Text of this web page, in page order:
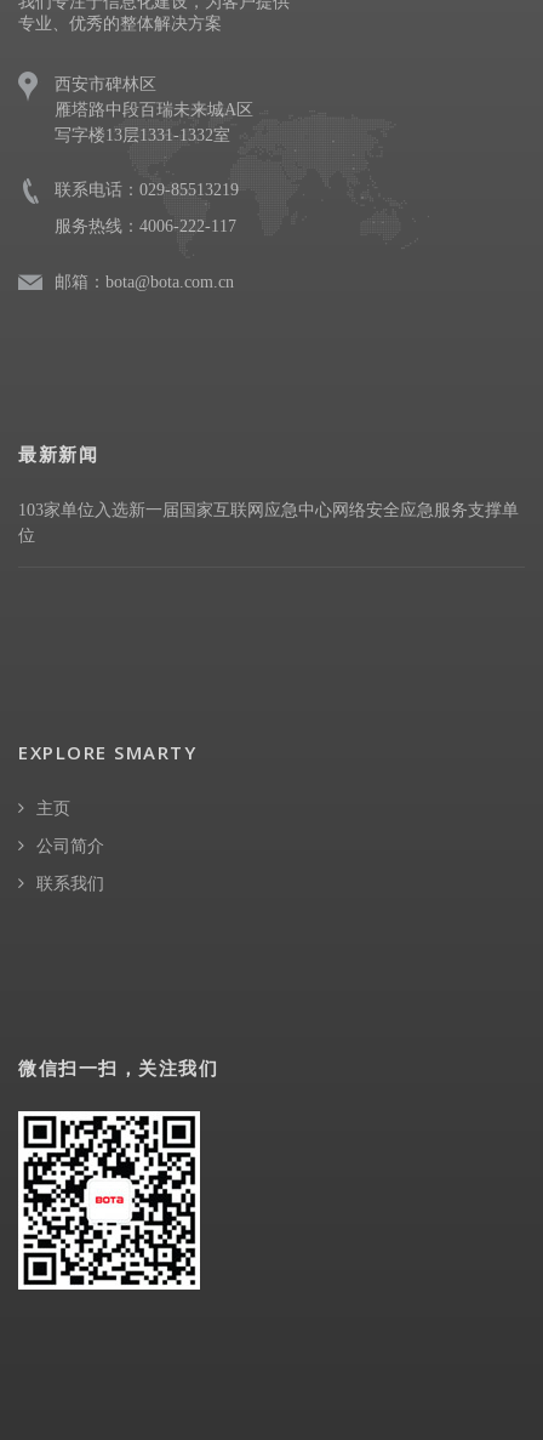
专业、优秀的整体解决方案
西安市碑林区
雁塔路中段百瑞未来城A区
写字楼13层1331-1332室
联系电话：029-85513219
服务热线：4006-222-117
邮箱：bota@bota.com.cn
最新新闻
103家单位入选新一届国家互联网应急中心网络安全应急服务支撑单
位
EXPLORE SMARTY
主页
公司简介
联系我们
微信扫一扫，关注我们